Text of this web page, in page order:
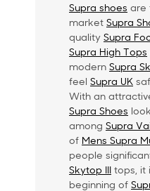
Supra shoes are
market Supra
quality Supra
Supra High Tops
modern Supra
feel Supra UK
With an
Supra Shoes
among Supra
of Mens Supra
people
Skytop III tops, it
beginning of